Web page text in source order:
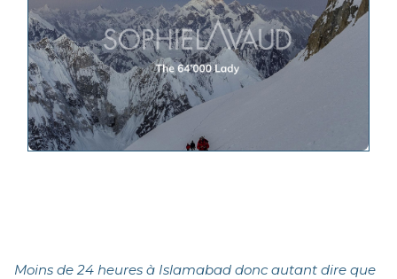
Moins de 24 heures à Islamabad donc autant dire que